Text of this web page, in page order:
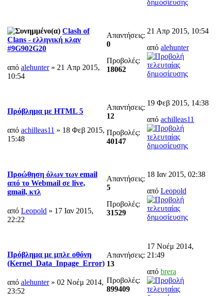
Clash of
Clans - ελληνική κλαν
#9G902G20
από alehunter» 21 Απρ 2015,
10:54
Απαντήσεις:
0
Προβολές:
18062
21 Απρ 2015, 10:54
από alehunter
Πρόβλημα με HTML 5
από achilleas11 » 18 Φεβ 2015,
15:48
Απαντήσεις:
12
Προβολές:
40147
19 Φεβ 2015, 14:38
από achilleas11
Προώθηση όλων των email
από το Webmail σε live,
gmail, κτλ
από Leopold » 17 Ιαν 2015,
22:22
Απαντήσεις:
5
Προβολές:
31529
18 Ιαν 2015, 02:38
από Leopold
Πρόβλημα με μπλε οθόνη
(Kernel_Data_Inpage_Error)
από alehunter» 02 Νοέμ 2014,
23:52
Απαντήσεις:
13
Προβολές:
899409
17 Νοέμ 2014,
21:49
από brera